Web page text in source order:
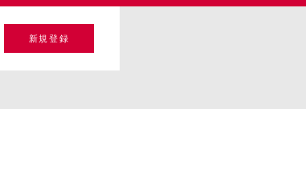
新規登録